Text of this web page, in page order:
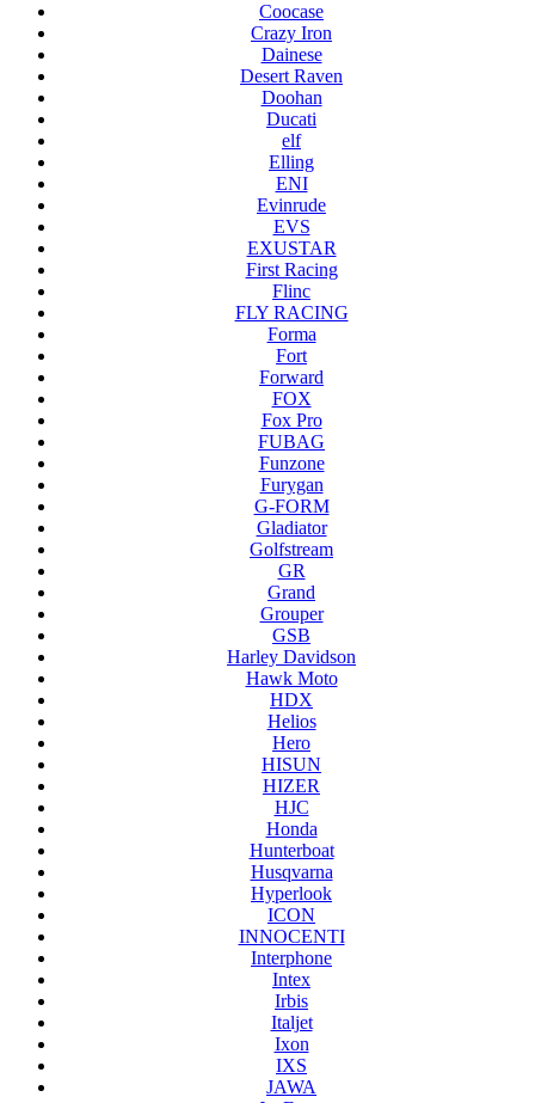
Coocase
Crazy Iron
Dainese
Desert Raven
Doohan
Ducati
elf
Elling
ENI
Evinrude
EVS
EXUSTAR
First Racing
Flinc
FLY RACING
Forma
Fort
Forward
FOX
Fox Pro
FUBAG
Funzone
Furygan
G-FORM
Gladiator
Golfstream
GR
Grand
Grouper
GSB
Harley Davidson
Hawk Moto
HDX
Helios
Hero
HISUN
HIZER
HJC
Honda
Hunterboat
Husqvarna
Hyperlook
ICON
INNOCENTI
Interphone
Intex
Irbis
Italjet
Ixon
IXS
JAWA